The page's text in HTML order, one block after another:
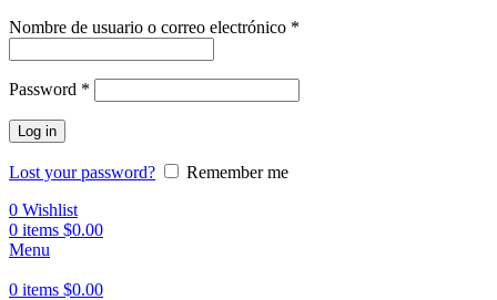
Nombre de usuario o correo electrónico *
Password *
Log in
Lost your password?
Remember me
0 Wishlist
0 items $0.00
Menu
0 items $0.00